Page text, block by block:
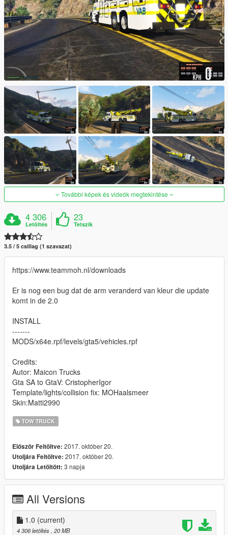
További képek és videók megtekintése
4 306
Letöltés
23
Tetszik
3.5 / 5 csillag (1 szavazat)
https://www.teammoh.nl/downloads
Er is nog een bug dat de arm veranderd van kleur die update
komt in de 2.0
INSTALL
-------
MODS/x64e.rpf/levels/gta5/vehicles.rpf
Credits:
Autor: Maicon Trucks
Gta SA to GtaV: CristopherIgor
Template/lights/collision fix: MOHaalsmeer
Skin:Matti2990
TOW TRUCK
Először Feltöltve: 2017. október 20.
Utoljára Feltöltve: 2017. október 20.
Utoljára Letöltött: 3 napja
All Versions
1.0 (current)
4 306 letöltés , 20 MB